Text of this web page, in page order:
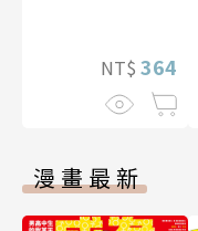
NT$ 364
漫畫最新